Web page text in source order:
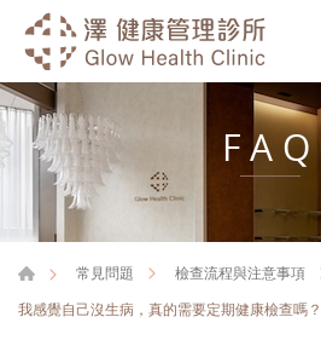
FAQ
常見問題
檢查流程與注意事項
我感覺自己沒生病，真的需要定期健康檢查嗎？